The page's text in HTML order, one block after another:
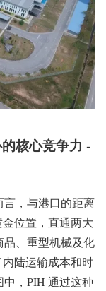
核心竞争力 -
言，与港口的距离
位置，直通两大
、重型机械及化
陆运输成本和时
中，PIH 通过这种